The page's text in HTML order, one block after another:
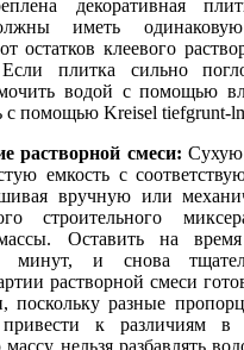
декоративная
иметь
остатков клеевого
Если плитка сильно
водой с помощью
с помощью Kreisel tiefgrunt-
растворной смеси: Сухую
емкость с
вручную или
строительного
Оставить на
минут, и снова
растворной смеси
поскольку разные
к различиям в